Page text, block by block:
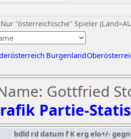
Nur "österreichische" Spieler
Burgenland
Gottfried
Partie-
bdld rd datumf Kerg elo+/-